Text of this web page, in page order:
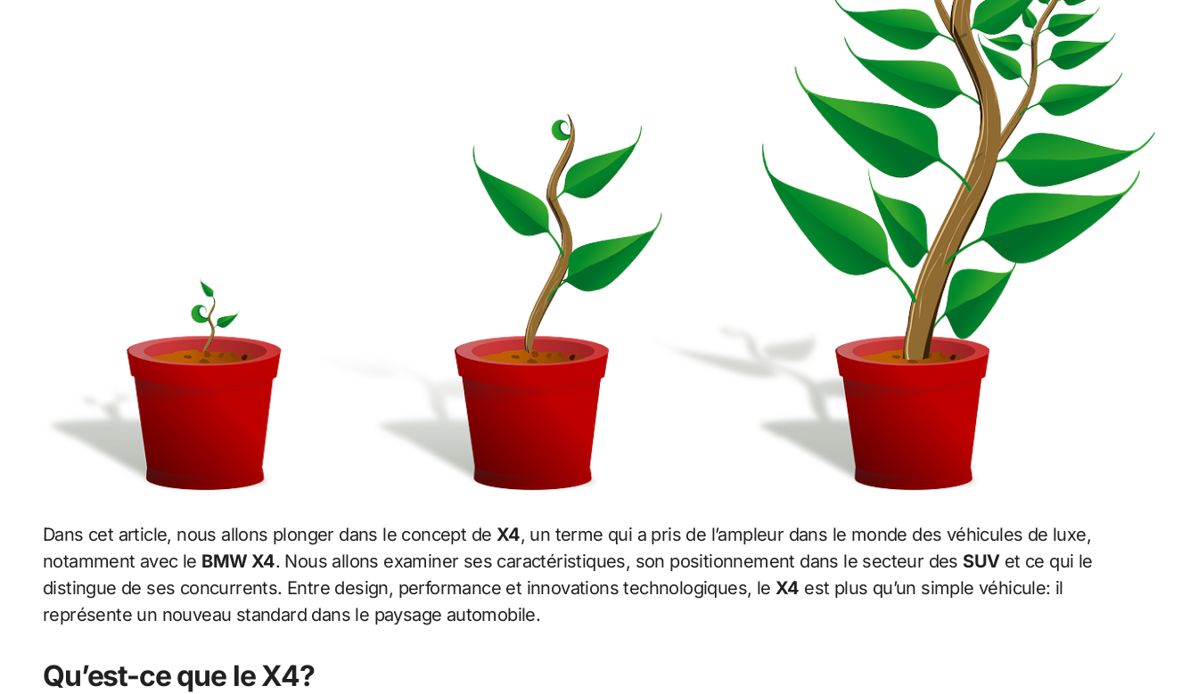
Dans cet article, nous allons plonger dans le concept de X4, un terme qui a pris de l’ampleur dans le monde des véhicules de luxe,
notamment avec le BMW X4. Nous allons examiner ses caractéristiques, son positionnement dans le secteur des SUVet ce qui le
distingue de ses concurrents. Entre design, performance et innovations technologiques, le X4 est plus qu’un simple véhicule: il
représente un nouveau standard dans le paysage automobile.
Qu’est-ce que le X4?